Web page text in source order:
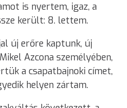
is nyertem, igaz, a
került: 8. lettem.
új erőre kaptunk, új
Azcona személyében,
a csapatbajnoki címet,
helyen zártam.